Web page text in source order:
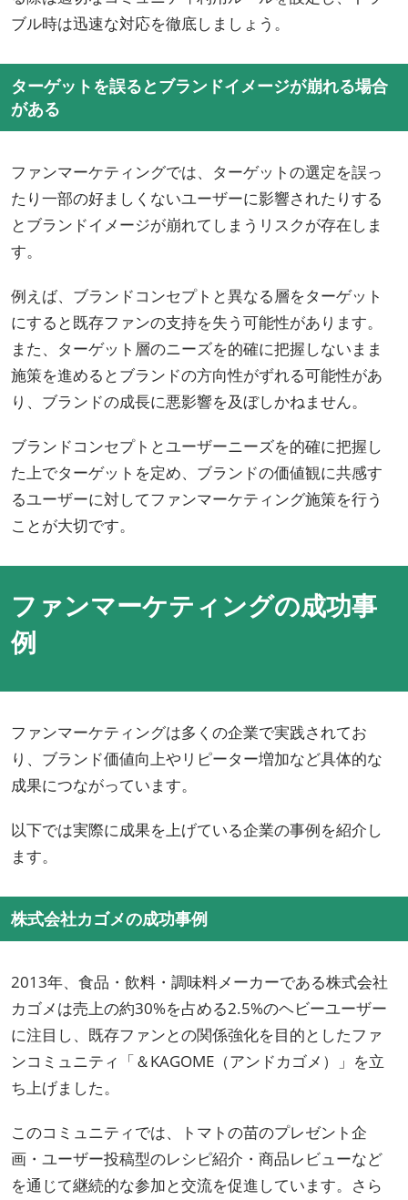
ブル時は迅速な対応を徹底しましょう。
ターゲットを誤るとブランドイメージが崩れる場合
がある
ファンマーケティングでは、ターゲットの選定を誤っ
たり一部の好ましくないユーザーに影響されたりする
とブランドイメージが崩れてしまうリスクが存在しま
す。
例えば、ブランドコンセプトと異なる層をターゲット
にすると既存ファンの支持を失う可能性があります。
また、ターゲット層のニーズを的確に把握しないまま
施策を進めるとブランドの方向性がずれる可能性があ
り、ブランドの成長に悪影響を及ぼしかねません。
ブランドコンセプトとユーザーニーズを的確に把握し
た上でターゲットを定め、ブランドの価値観に共感す
るユーザーに対してファンマーケティング施策を行う
ことが大切です。
ファンマーケティングの成功事
例
ファンマーケティングは多くの企業で実践されてお
り、ブランド価値向上やリピーター増加など具体的な
成果につながっています。
以下では実際に成果を上げている企業の事例を紹介し
ます。
株式会社カゴメの成功事例
2013年、食品・飲料・調味料メーカーである株式会社
カゴメは売上の約30%を占める2.5%のヘビーユーザー
に注目し、既存ファンとの関係強化を目的としたファ
ンコミュニティ「＆KAGOME（アンドカゴメ）」を立
ち上げました。
このコミュニティでは、トマトの苗のプレゼント企
画・ユーザー投稿型のレシピ紹介・商品レビューなど
を通じて継続的な参加と交流を促進しています。さら